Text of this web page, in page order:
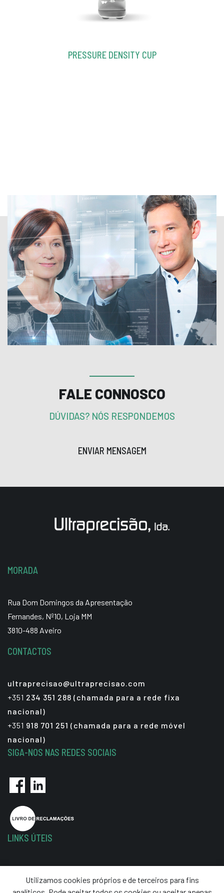
PRESSURE DENSITY CUP
FALE CONNOSCO
DÚVIDAS? NÓS RESPONDEMOS
ENVIAR MENSAGEM
MORADA
Rua Dom Domingos da Apresentação
Fernandes, Nº10, Loja MM
3810-488 Aveiro
CONTACTOS
ultraprecisao@ultraprecisao.com
+351 234 351 288 (chamada para a rede fixa
nacional)
+351 918 701 251 (chamada para a rede móvel
nacional)
SIGA-NOS NAS REDES SOCIAIS
LINKS ÚTEIS
Termos e Condições
Utilizamos cookies próprios e de terceiros para fins